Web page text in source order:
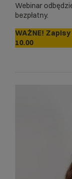
Webinar
bezpłatny.
WAŻNE!
10.00